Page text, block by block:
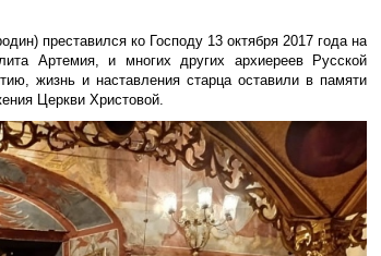
преставился ко Господу 13 октября 2017 года на
Артемия, и многих других архиереев Русской
жизнь и наставления старца оставили в памяти
Церкви Христовой.